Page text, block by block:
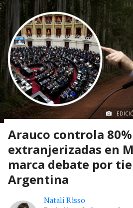
Arauco controla
extranjerizadas en
marca debate por
Argentina
Natalí Risso